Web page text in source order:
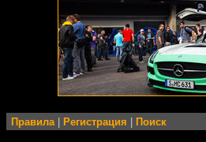
Правила Регистрация Поиск